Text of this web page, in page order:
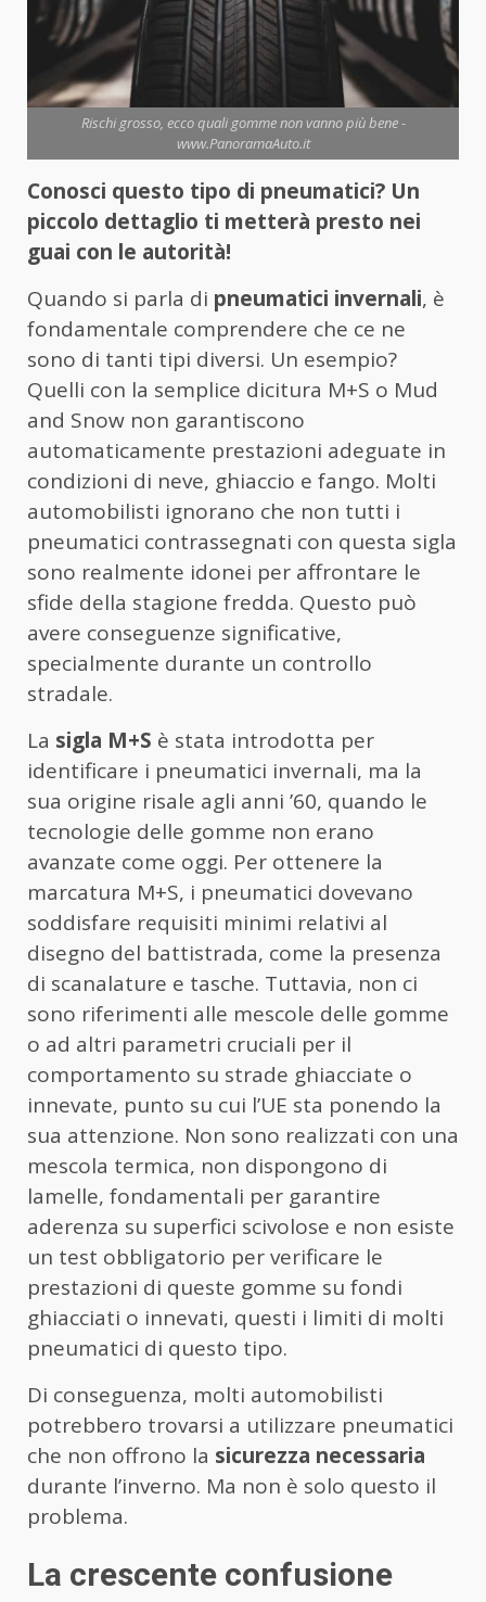
Rischi grosso, ecco quali gomme non vanno più bene -
www.PanoramaAuto.it
Conosci questo tipo di pneumatici? Un
piccolo dettaglio ti metterà presto nei
guai con le autorità!
Quando si parla di pneumatici invernali, è
fondamentale comprendere che ce ne
sono di tanti tipi diversi. Un esempio?
Quelli con la semplice dicitura M+S o Mud
and Snow non garantiscono
automaticamente prestazioni adeguate in
condizioni di neve, ghiaccio e fango. Molti
automobilisti ignorano che non tutti i
pneumatici contrassegnati con questa sigla
sono realmente idonei per affrontare le
sfide della stagione fredda. Questo può
avere conseguenze significative,
specialmente durante un controllo
stradale.
La sigla M+S è stata introdotta per
identificare i pneumatici invernali, ma la
sua origine risale agli anni ’60, quando le
tecnologie delle gomme non erano
avanzate come oggi. Per ottenere la
marcatura M+S, i pneumatici dovevano
soddisfare requisiti minimi relativi al
disegno del battistrada, come la presenza
di scanalature e tasche. Tuttavia, non ci
sono riferimenti alle mescole delle gomme
o ad altri parametri cruciali per il
comportamento su strade ghiacciate o
innevate, punto su cui l’UE sta ponendo la
sua attenzione. Non sono realizzati con una
mescola termica, non dispongono di
lamelle, fondamentali per garantire
aderenza su superfici scivolose e non esiste
un test obbligatorio per verificare le
prestazioni di queste gomme su fondi
ghiacciati o innevati, questi i limiti di molti
pneumatici di questo tipo.
Di conseguenza, molti automobilisti
potrebbero trovarsi a utilizzare pneumatici
che non offrono la sicurezza necessaria
durante l’inverno. Ma non è solo questo il
problema.
La crescente confusione